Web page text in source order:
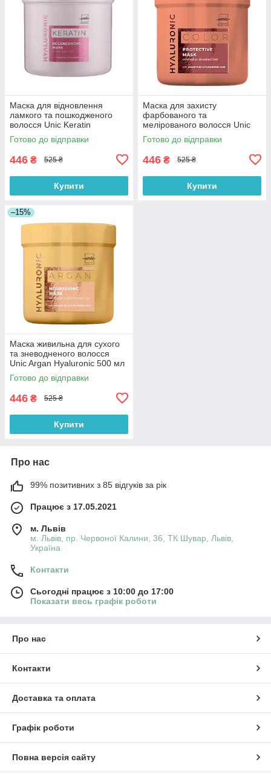
Маска для відновлення
ламкого та пошкодженого
волосся Unic Keratin
Hyaluronic 500 мл
Готово до відправки
446 ₴ 525 ₴
Купити
Маска для захисту
фарбованого та
мелірованого волосся Unic
Color Hyaloronic 500 мл
Готово до відправки
446 ₴ 525 ₴
Купити
–15%
Маска живильна для сухого
та зневодненого волосся
Unic Argan Hyaluronic 500 мл
Готово до відправки
446 ₴ 525 ₴
Купити
Про нас
99% позитивних з 85 відгуків за рік
Працює з 17.05.2021
м. Львів
м. Львів, пр. Червоної Калини, 36, ТК Шувар, Львів,
Україна
Контакти
Сьогодні працює з 10:00 до 17:00
Показати весь графік роботи
Про нас
Контакти
Доставка та оплата
Графік роботи
Повна версія сайту